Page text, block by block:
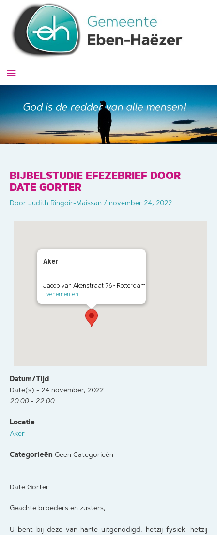
inhoud
Hoofdmenu
BIJBELSTUDIE EFEZEBRIEF DOOR
DATE GORTER
Door Judith Ringoir-Maissan / november 24, 2022
Aker
Jacob van Akenstraat 76 - Rotterdam
Evenementen
Datum/Tijd
Date(s) - 24 november, 2022
20:00 - 22:00
Locatie
Aker
Categorieën Geen Categorieën
Date Gorter
Geachte broeders en zusters,
U bent bij deze van harte uitgenodigd, hetzij fysiek, hetzij